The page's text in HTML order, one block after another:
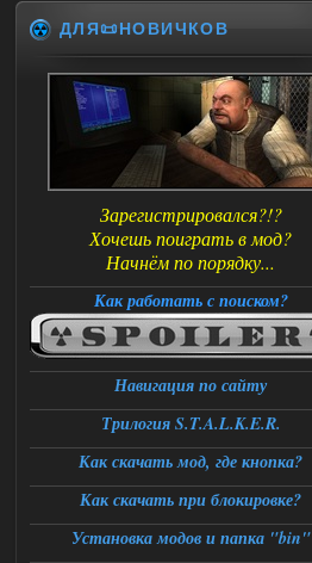
ДЛЯ📜НОВИЧКОВ
Зарегистрировался?!?
Хочешь поиграть в мод?
Начнём по порядку...
Как работать с поиском?
Навигация по сайту
Трилогия S.T.A.L.K.E.R.
Как скачать мод, где кнопка?
Как скачать при блокировке?
Установка модов и папка "bin"